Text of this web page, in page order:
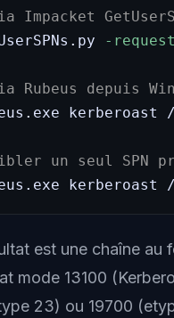
Impacket
-request
Rubeus depuis
un seul SPN
est une chaîne au
mode 13100
23) ou 19700